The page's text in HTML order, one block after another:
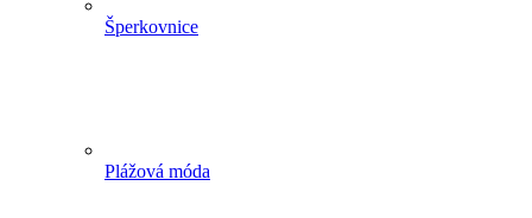
Šperkovnice
Plážová móda